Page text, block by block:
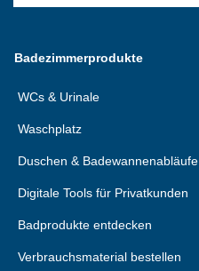
Badezimmerprodukte
WCs & Urinale
Waschplatz
Duschen & Badewannenabläufe
Digitale Tools für Privatkunden
Badprodukte entdecken
Verbrauchsmaterial bestellen